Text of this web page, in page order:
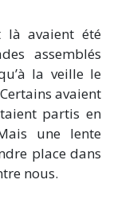
là avaient été
assemblés
la veille le
avaient
partis en
une lente
place dans
nous.